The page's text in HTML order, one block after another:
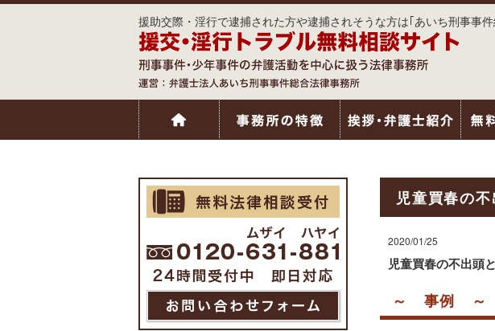
援助交際・淫行で逮捕された方や逮捕されそうな方は｢あいち刑事事
児童買春の
2020/01/25
児童買春の不出頭
～ 事例 ～